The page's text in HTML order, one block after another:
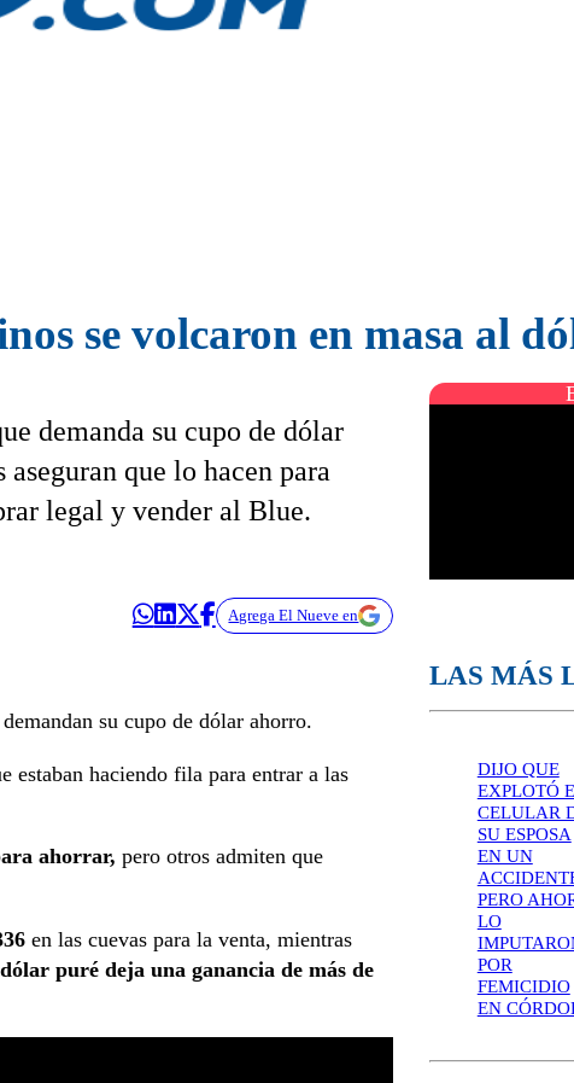
se volcaron en masa al
demanda su cupo de dólar
que lo hacen para
legal y vender al Blue.
Agrega El Nueve en
su cupo de dólar ahorro.
estaban haciendo fila para entrar a las
ahorrar, pero otros admiten que
en las cuevas para la venta, mientras
puré deja una ganancia de más de
LAS MÁS
DIJO QUE
EXPLOTÓ
CELULAR
SU ESPOSA
EN UN
PERO
LO
POR
FEMICIDIO
EN